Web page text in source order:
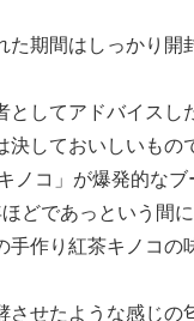
た期間はしっかり開
としてアドバイスし
決しておいしいもの
ノコ」が爆発的な
どであっという間
手作り紅茶キノコの
させたような感じの